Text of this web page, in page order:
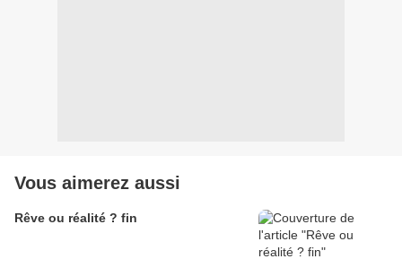
Vous aimerez aussi
Rêve ou réalité ? fin